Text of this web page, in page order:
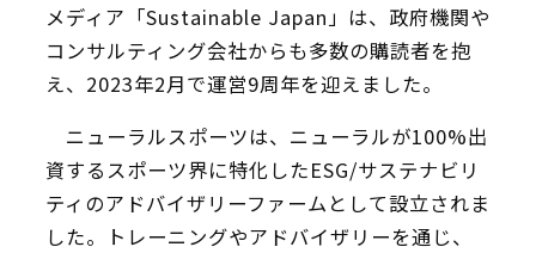
メディア「Sustainable Japan」は、政府機関や
コンサルティング会社からも多数の購読者を抱
え、2023年2月で運営9周年を迎えました。
ニューラルスポーツは、ニューラルが100%出
資するスポーツ界に特化したESG/サステナビリ
ティのアドバイザリーファームとして設立されま
した。トレーニングやアドバイザリーを通じ、